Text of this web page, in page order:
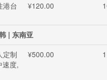
港台
¥120.00
| 东南亚
定制
速度,
¥500.00 1